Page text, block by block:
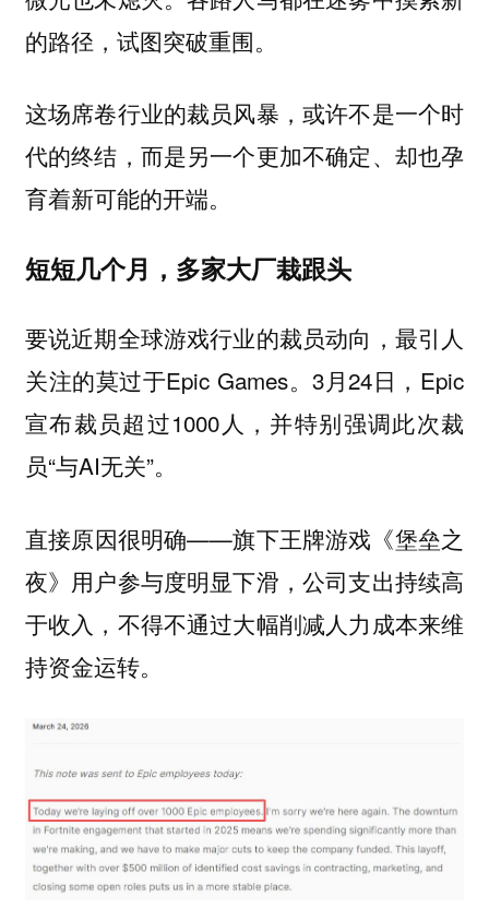
的路径，试图突破重围。
这场席卷行业的裁员风暴，或许不是一个时
代的终结，而是另一个更加不确定、却也孕
育着新可能的开端。
短短几个月，多家大厂栽跟头
要说近期全球游戏行业的裁员动向，最引人
关注的莫过于Epic Games。3月24日，Epic
宣布裁员超过1000人，并特别强调此次裁
员“与AI无关”。
直接原因很明确——旗下王牌游戏《堡垒之
夜》用户参与度明显下滑，公司支出持续高
于收入，不得不通过大幅削减人力成本来维
持资金运转。